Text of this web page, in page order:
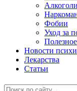
Фобии
Уход за
Полезное
Новости
Лекарства
Статьи